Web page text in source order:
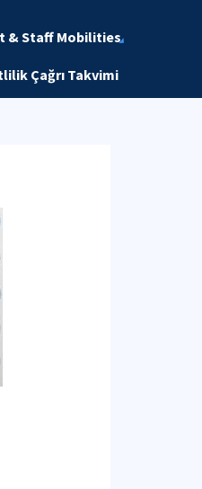
& Staff Mobilities
Çağrı Takvimi